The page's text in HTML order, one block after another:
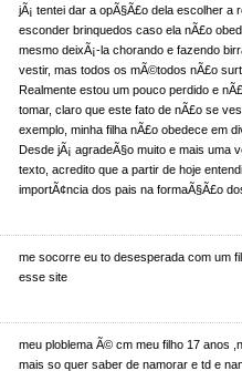
jÃ¡ tentei dar a opÃ§Ã£o dela escolher a
esconder brinquedos caso ela nÃ£o
mesmo deixÃ¡-la chorando e fazendo
vestir, mas todos os mÃ©todos nÃ£o
Realmente estou um pouco perdido e
tomar, claro que este fato de nÃ£o se
exemplo, minha filha nÃ£o obedece em
Desde jÃ¡ agradeÃ§o muito e mais uma
texto, acredito que a partir de hoje
importÃ¢ncia dos pais na formaÃ§Ã£o
me socorre eu to desesperada com um
esse site
meu ploblema Ã© cm meu filho 17 anos
mais so quer saber de namorar e td e